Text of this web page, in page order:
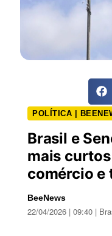
POLÍTICA |
Brasil e
mais
comércio e
BeeNews
22/04/2026 | 09:40 |